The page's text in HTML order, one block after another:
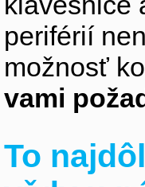
periférií
možnosť
vami
To